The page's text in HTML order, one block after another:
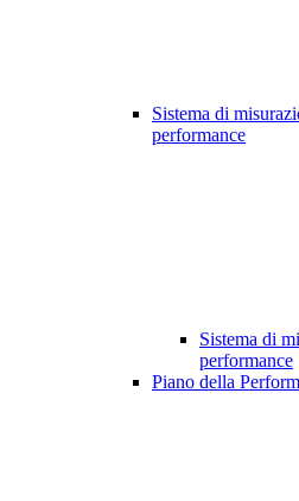
Sistema di
performance
Sistema di
performance
Piano della